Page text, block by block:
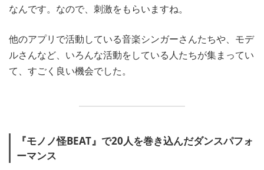
なんです。なので、刺激をもらいますね。
他のアプリで活動している音楽シンガーさんたちや、モデ
ルさんなど、いろんな活動をしている人たちが集まってい
て、すごく良い機会でした。
『モノノ怪BEAT』で20人を巻き込んだダンスパフォ
ーマンス